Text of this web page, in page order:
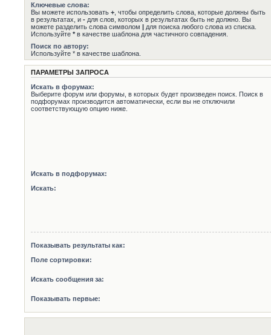
Ключевые слова:
Вы можете использовать + , чтобы определить слова, которые должны быть
в результатах, и - для слов, которых в результатах быть не должно. Вы
можете разделить слова символом | для поиска любого слова из списка.
Используйте * в качестве шаблона для частичного совпадения.
Поиск по автору:
Используйте * в качестве шаблона.
ПАРАМЕТРЫ ЗАПРОСА
Искать в форумах:
Выберите форум или форумы, в которых будет произведен поиск. Поиск в
подфорумах производится автоматически, если вы не отключили
соответствующую опцию ниже.
Искать в подфорумах:
Искать:
Показывать результаты как:
Поле сортировки:
Искать сообщения за:
Показывать первые: